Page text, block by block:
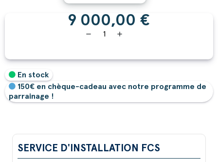
9 000,00 €
remove add
En stock
150€ en chèque-cadeau avec notre programme de
parrainage !
SERVICE D'INSTALLATION FCS